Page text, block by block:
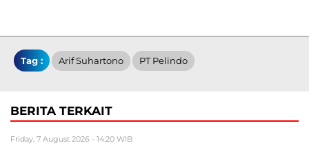
Tag : Arif Suhartono PT Pelindo
BERITA TERKAIT
Friday, 7 August 2026 - 14:20 WIB